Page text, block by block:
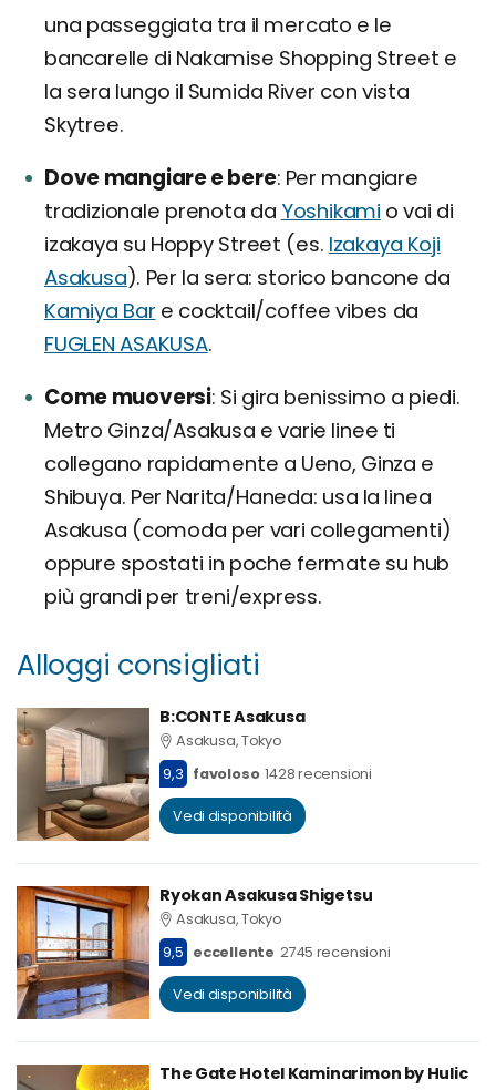
una passeggiata tra il mercato e le
bancarelle di Nakamise Shopping Street e
la sera lungo il Sumida River con vista
Skytree.
Dove mangiare e bere Per mangiare
tradizionale prenota da Yoshikami o vai di
izakaya su Hoppy Street (es. Izakaya Koji
Asakusa). Per la sera: storico bancone da
Kamiya Bar e cocktail/coffee vibes da
FUGLEN ASAKUSA.
Come muoversi Si gira benissimo a piedi.
Metro Ginza/Asakusa e varie linee ti
collegano rapidamente a Ueno, Ginza e
Shibuya. Per Narita/Haneda: usa la linea
Asakusa (comoda per vari collegamenti)
oppure spostati in poche fermate su hub
più grandi per treni/express.
Alloggi consigliati
B:CONTE Asakusa
Asakusa, Tokyo
9,3 favoloso 1428 recensioni
Vedi disponibilità
Ryokan Asakusa Shigetsu
Asakusa, Tokyo
9,5 eccellente 2745 recensioni
Vedi disponibilità
The Gate Hotel Kaminarimon by Hulic